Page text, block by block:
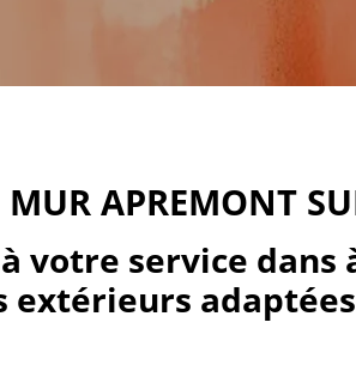
MUR APREMONT
votre service dans
extérieurs